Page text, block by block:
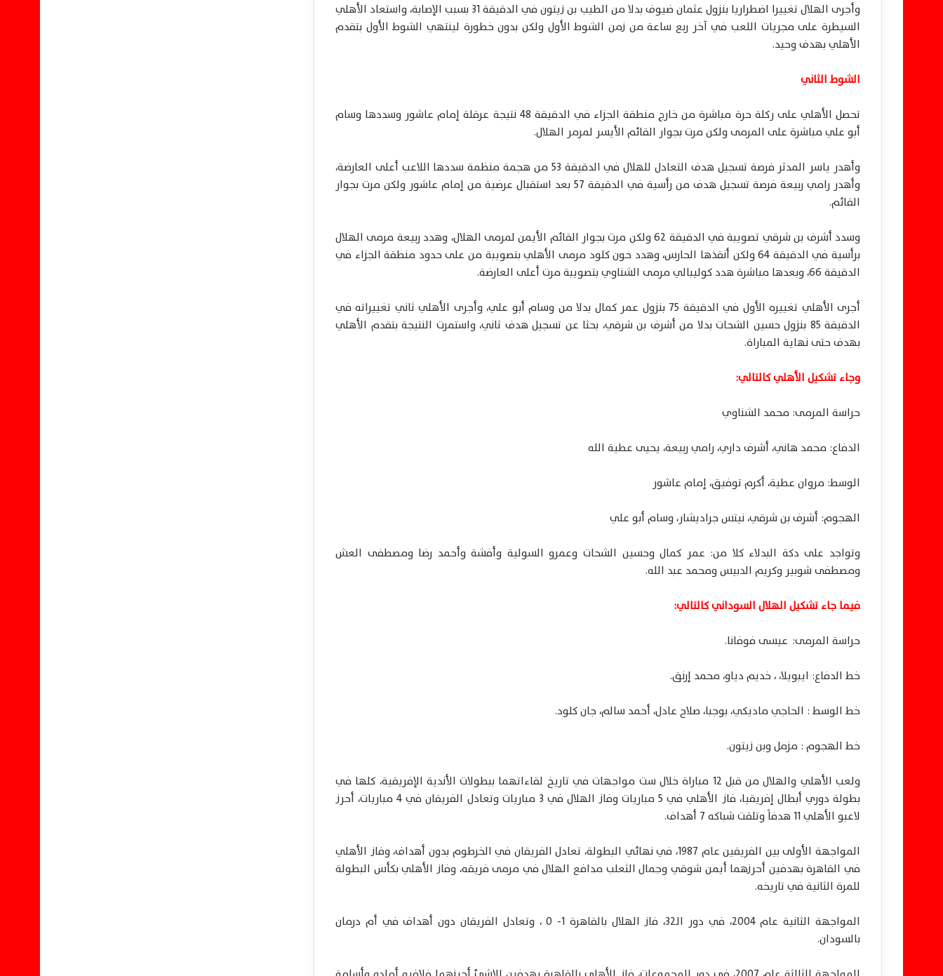
وأجرى الهلال تغييرا اضطراريا بنزول عثمان ضيوف بدلا من الطيب بن زيتون في الدقيقة 31 بسبب الإصابة، واستعاد الأهلي
السيطرة على مجريات اللعب في آخر ربع ساعة من زمن الشوط الأول ولكن بدون خطورة لينتهي الشوط الأول بتقدم
الأهلي بهدف وحيد.
الشوط الثاني
تحصل الأهلي على ركلة حرة مباشرة من خارج منطقة الجزاء في الدقيقة 48 نتيجة عرقلة إمام عاشور وسددها وسام
أبو علي مباشرة على المرمى ولكن مرت بجوار القائم الأيسر لمرمر الهلال.
وأهدر ياسر المدثر فرصة تسجيل هدف التعادل للهلال في الدقيقة 53 من هجمة منظمة سددها اللاعب أعلى العارضة،
وأهدر رامي ربيعة فرصة تسجيل هدف من رأسية في الدقيقة 57 بعد استقبال عرضية من إمام عاشور ولكن مرت بجوار
القائم.
وسدد أشرف بن شرقي تصويبة في الدقيقة 62 ولكن مرت بجوار القائم الأيمن لمرمى الهلال، وهدد ربيعة مرمى الهلال
برأسية في الدقيقة 64 ولكن أنقذها الحارس، وهدد حون كلود مرمى الأهلي بتصويبة من على حدود منطقة الجزاء في
الدقيقة 66، وبعدها مباشرة هدد كوليبالي مرمى الشناوي بتصويبة مرت أعلى العارضة.
أجرى الأهلي تغييره الأول في الدقيقة 75 بنزول عمر كمال بدلا من وسام أبو علي، وأجرى الأهلي ثاني تغييراته في
الدقيقة 85 بنزول حسين الشحات بدلا من أشرف بن شرقي، بحثا عن تسجيل هدف ثاني، واستمرت النتيجة بتقدم الأهلي
بهدف حتى نهاية المباراة.
وجاء تشكيل الأهلي كالتالي:
حراسة المرمى: محمد الشناوي
الدفاع: محمد هاني، أشرف داري، رامي ربيعة، يحيى عطية الله
الوسط: مروان عطية، أكرم توفيق، إمام عاشور
الهجوم: أشرف بن شرقي، نيتس جراديشار، وسام أبو علي
وتواجد على دكة البدلاء كلا من: عمر كمال وحسين الشحات وعمرو السولية وأفشة وأحمد رضا ومصطفى العش
ومصطفى شوبير وكريم الدبيس ومحمد عبد الله.
فيما جاء تشكيل الهلال السوداني كالتالي:
حراسة المرمى: عيسى فوفانا.
خط الدفاع: ايبويلا، ، خديم دياو، محمد إرنق.
خط الوسط : الحاجي ماديكي، بوجبا، صلاح عادل، أحمد سالم، جان كلود.
خط الهجوم : مزمل وبن زيتون.
ولعب الأهلي والهلال من قبل 12 مباراة خلال ست مواجهات في تاريخ لقاءاتهما ببطولات الأندية الإفريقية، كلها في
بطولة دوري أبطال إفريقيا، فاز الأهلي في 5 مباريات وفاز الهلال في 3 مباريات وتعادل الفريقان في 4 مباريات، أحرز
لاعبو الأهلي 11 هدفاً وتلقت شباكه 7 أهداف.
المواجهة الأولى بين الفريقين عام 1987، في نهائي البطولة، تعادل الفريقان في الخرطوم بدون أهداف، وفاز الأهلي
في القاهرة بهدفين أحرزهما أيمن شوقي وجمال الثعلب مدافع الهلال في مرمى فريقه، وفاز الأهلي بكأس البطولة
للمرة الثانية في تاريخه.
المواجهة الثانية عام 2004، في دور الـ32، فاز الهلال بالقاهرة 1- 0 ، وتعادل الفريقان دون أهداف في أم درمان
بالسودان.